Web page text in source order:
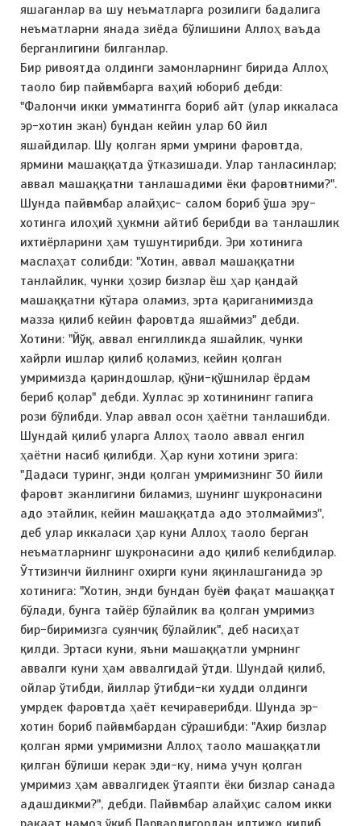
яшаганлар ва шу неъматларга розилиги бадалига
неъматларни янада зиёда бўлишини Аллоҳ ваъда
берганлигини билганлар.
Бир ривоятда олдинги замонларнинг бирида Аллоҳ
таоло бир пайғамбарга ваҳий юбориб дебди:
"Фалончи икки умматингга бориб айт (улар иккаласа
эр-хотин экан) бундан кейин улар 60 йил
яшайдилар. Шу қолган ярми умрини фароғатда,
ярмини машаққатда ўтказишади. Улар танласинлар;
аввал машаққатни танлашадими ёки фароғатними?".
Шунда пайғамбар алайҳис- салом бориб ўша эру-
хотинга илоҳий ҳукмни айтиб берибди ва танлашлик
ихтиёрларини ҳам тушунтирибди. Эри хотинига
маслаҳат солибди: "Хотин, аввал машаққатни
танлайлик, чунки ҳозир бизлар ёш ҳар қандай
машаққатни кўтара оламиз, эрта қариганимизда
мазза қилиб кейин фароғатда яшаймиз" дебди.
Хотини: "Йўқ, аввал енгилликда яшайлик, чунки
хайрли ишлар қилиб қоламиз, кейин қолган
умримизда қариндошлар, қўни-қўшнилар ёрдам
бериб қолар" дебди. Хуллас эр хотинининг гапига
рози бўлибди. Улар аввал осон ҳаётни танлашибди.
Шундай қилиб уларга Аллоҳ таоло аввал енгил
ҳаётни насиб қилибди. Ҳар куни хотини эрига:
"Дадаси туринг, энди қолган умримизнинг 30 йили
фароғат эканлигини биламиз, шунинг шукронасини
адо этайлик, кейин машаққатда адо этолмаймиз",
деб улар иккаласи ҳар куни Аллоҳ таоло берган
неъматларнинг шукронасини адо қилиб келибдилар.
Ўттизинчи йилнинг охирги куни яқинлашганида эр
хотинига: "Хотин, энди бундан буёғи фақат машаққат
бўлади, бунга тайёр бўлайлик ва қолган умримиз
бир-биримизга суянчиқ бўлайлик", деб насиҳат
қилди. Эртаси куни, яъни машаққатли умрнинг
аввалги куни ҳам аввалгидай ўтди. Шундай қилиб,
ойлар ўтибди, йиллар ўтибди-ки худди олдинги
умрдек фароғатда ҳаёт кечираверибди. Шунда эр-
хотин бориб пайғамбардан сўрашибди: "Ахир бизлар
қолган ярми умримизни Аллоҳ таоло машаққатли
қилган бўлиши керак эди-ку, нима учун қолган
умримиз ҳам аввалгидек ўтаяпти ёки бизлар санада
адашдикми?", дебди. Пайғамбар алайҳис салом икки